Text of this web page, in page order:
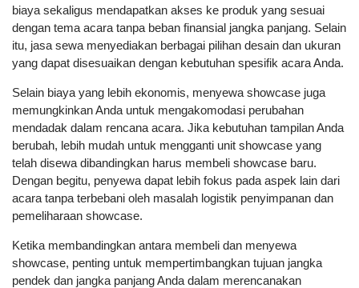
biaya sekaligus mendapatkan akses ke produk yang sesuai
dengan tema acara tanpa beban finansial jangka panjang. Selain
itu, jasa sewa menyediakan berbagai pilihan desain dan ukuran
yang dapat disesuaikan dengan kebutuhan spesifik acara Anda.
Selain biaya yang lebih ekonomis, menyewa showcase juga
memungkinkan Anda untuk mengakomodasi perubahan
mendadak dalam rencana acara. Jika kebutuhan tampilan Anda
berubah, lebih mudah untuk mengganti unit showcase yang
telah disewa dibandingkan harus membeli showcase baru.
Dengan begitu, penyewa dapat lebih fokus pada aspek lain dari
acara tanpa terbebani oleh masalah logistik penyimpanan dan
pemeliharaan showcase.
Ketika membandingkan antara membeli dan menyewa
showcase, penting untuk mempertimbangkan tujuan jangka
pendek dan jangka panjang Anda dalam merencanakan